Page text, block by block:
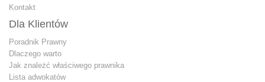
Kontakt
Dla Klientów
Poradnik Prawny
Dlaczego warto
Jak znależć właściwego prawnika
Lista adwokatów